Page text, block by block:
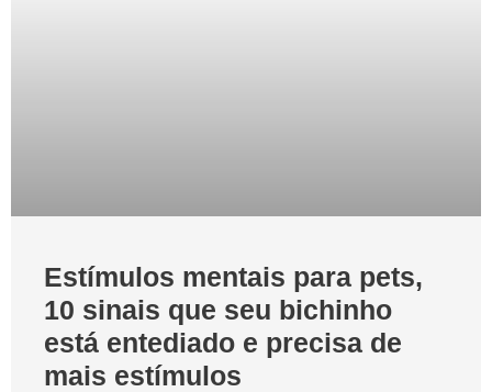
Estímulos mentais para pets,
10 sinais que seu bichinho
está entediado e precisa de
mais estímulos